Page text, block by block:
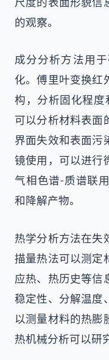
的观察。
成分分析方法用
化。傅里叶变换红
构，分析固化程度
可以分析材料表面
界面失效和表面污
镜使用，可以进行
气相色谱-质谱联
和降解产物。
热学分析方法在失
描量热法可以测定
应热、热历史等信
稳定性、分解温度
以测量材料的热膨
热机械分析可以研